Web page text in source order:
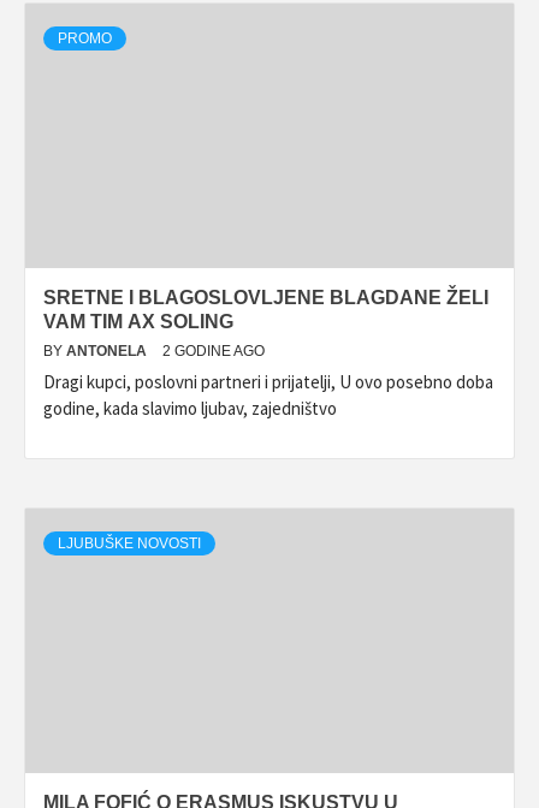
PROMO
SRETNE I BLAGOSLOVLJENE BLAGDANE ŽELI
VAM TIM AX SOLING
BY ANTONELA 2 GODINE AGO
Dragi kupci, poslovni partneri i prijatelji, U ovo posebno doba
godine, kada slavimo ljubav, zajedništvo
LJUBUŠKE NOVOSTI
MILA FOFIĆ O ERASMUS ISKUSTVU U